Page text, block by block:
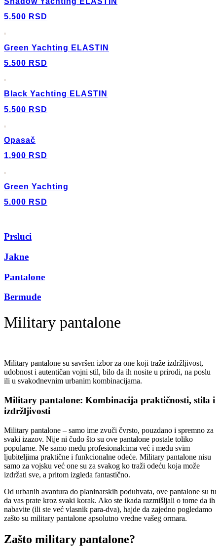
5.500 RSD
Green Yachting ELASTIN
5.500 RSD
Black Yachting ELASTIN
5.500 RSD
Opasač
1.900 RSD
Green Yachting
5.000 RSD
Prsluci
Jakne
Pantalone
Bermude
Military pantalone
Military pantalone su savršen izbor za one koji traže izdržljivost,
udobnost i autentičan vojni stil, bilo da ih nosite u prirodi, na poslu
ili u svakodnevnim urbanim kombinacijama.
Military pantalone: Kombinacija praktičnosti, stila i
izdržljivosti
Military pantalone – samo ime zvuči čvrsto, pouzdano i spremno za
svaki izazov. Nije ni čudo što su ove pantalone postale toliko
popularne. Ne samo među profesionalcima već i među svim
ljubiteljima praktične i funkcionalne odeće. Military pantalone nisu
samo za vojsku već one su za svakog ko traži odeću koja može
izdržati sve, a pritom izgleda fantastično.
Od urbanih avantura do planinarskih poduhvata, ove pantalone su tu
da vas prate kroz svaki korak. Ako ste ikada razmišljali o tome da ih
nabavite (ili ste već vlasnik para-dva), hajde da zajedno pogledamo
zašto su military pantalone apsolutno vredne vašeg ormara.
Zašto military pantalone?